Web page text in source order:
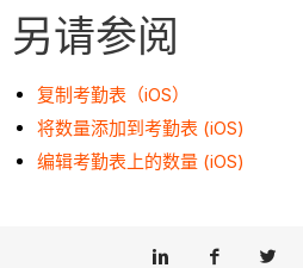
另请参阅
复制考勤表（iOS）
将数量添加到考勤表 (iOS)
编辑考勤表上的数量 (iOS)